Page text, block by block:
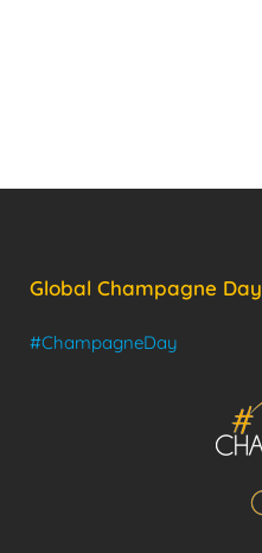
Global Champagne Day
#ChampagneDay